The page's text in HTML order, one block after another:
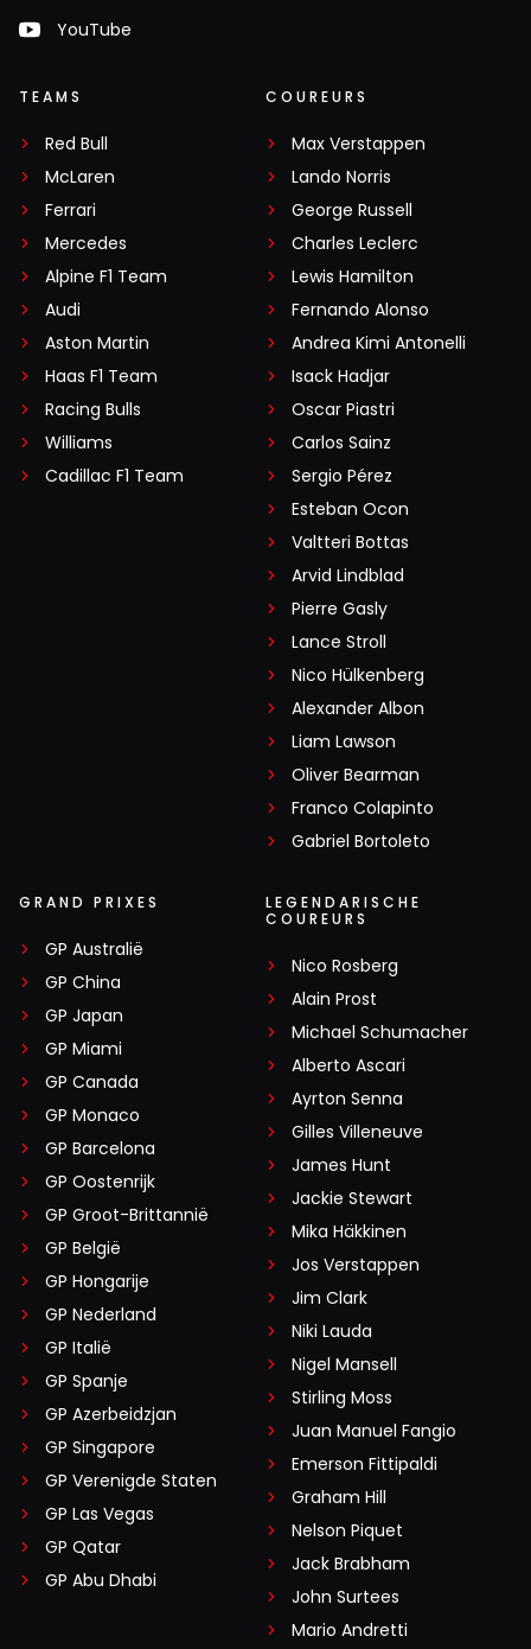
YouTube
TEAMS
Red Bull
McLaren
Ferrari
Mercedes
Alpine F1 Team
Audi
Aston Martin
Haas F1 Team
Racing Bulls
Williams
Cadillac F1 Team
COUREURS
Max Verstappen
Lando Norris
George Russell
Charles Leclerc
Lewis Hamilton
Fernando Alonso
Andrea Kimi Antonelli
Isack Hadjar
Oscar Piastri
Carlos Sainz
Sergio Pérez
Esteban Ocon
Valtteri Bottas
Arvid Lindblad
Pierre Gasly
Lance Stroll
Nico Hülkenberg
Alexander Albon
Liam Lawson
Oliver Bearman
Franco Colapinto
Gabriel Bortoleto
GRAND PRIXES
GP Australië
GP China
GP Japan
GP Miami
GP Canada
GP Monaco
GP Barcelona
GP Oostenrijk
GP Groot-Brittannië
GP België
GP Hongarije
GP Nederland
GP Italië
GP Spanje
GP Azerbeidzjan
GP Singapore
GP Verenigde Staten
GP Las Vegas
GP Qatar
GP Abu Dhabi
LEGENDARISCHE
COUREURS
Nico Rosberg
Alain Prost
Michael Schumacher
Alberto Ascari
Ayrton Senna
Gilles Villeneuve
James Hunt
Jackie Stewart
Mika Häkkinen
Jos Verstappen
Jim Clark
Niki Lauda
Nigel Mansell
Stirling Moss
Juan Manuel Fangio
Emerson Fittipaldi
Graham Hill
Nelson Piquet
Jack Brabham
John Surtees
Mario Andretti